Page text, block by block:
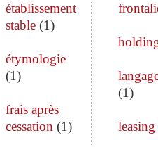
établissement
stable(1)
étymologie
(1)
frais après
cessation (1)
(1)
leasing